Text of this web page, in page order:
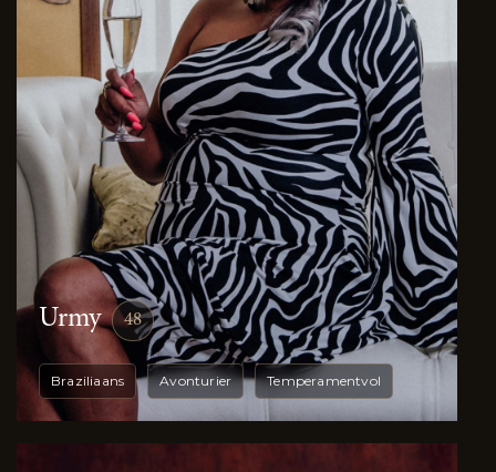
Urmy 48
Braziliaans Avonturier Temperamentvol